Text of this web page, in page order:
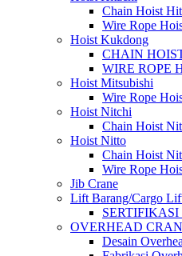
Chain Hoist
Wire Rope
Hoist Kukdong
CHAIN
WIRE ROPE
Hoist Mitsubishi
Wire Rope
Hoist Nitchi
Chain Hoist
Hoist Nitto
Chain Hoist
Wire Rope
Jib Crane
Lift Barang/Cargo
OVERHEAD
Desain